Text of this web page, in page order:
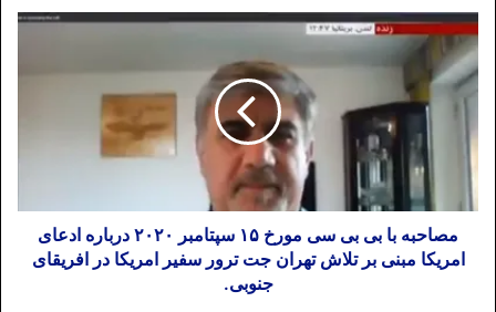
مصاحبه با بی بی سی مورخ ۱۵ سپتامبر ۲۰۲۰ درباره ادعای
امریکا مبنی بر تلاش تهران جت ترور سفیر امریکا در افریقای
جنوبی.